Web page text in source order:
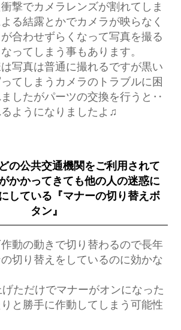
撃でカメラレンズが割れてしま
る結露とかでカメラが映らなく
合わせずらくなって写真を撮る
ってしまう事もあります。
写真は普通に撮れるですが黒い
てしまうカメラのトラブルに困
したがパーツの交換を行うと‥
ようになりましたよ♫
の公共交通機関をご利用されて
かかってきても他の人の迷惑に
している『マナーの切り替えボ
タン』
動の動きで切り替わるので長年
切り替えをしているのに効かな
ただけでマナーがオンになった
と勝手に作動してしまう可能性